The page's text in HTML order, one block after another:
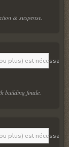
& suspense.
plus) est
building finale.
plus) est